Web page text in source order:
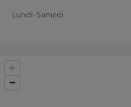
Lundi-Samedi